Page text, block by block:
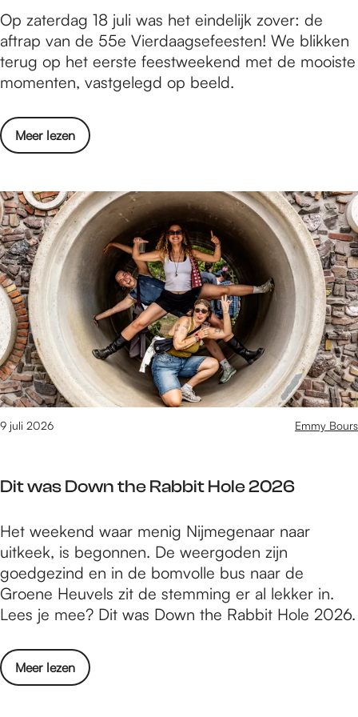
o
z
e
W
e
n
d
a
g
w
e
d
i
s
d
e
n
R
o
o
e
n
d
F
o
t
o
e
r
a
g
:
V
i
e
r
d
a
a
g
s
f
e
s
t
e
n
2
2
6
Op zaterdag 18 juli was het eindelijk zover: de
aftrap van de 55e Vierdaagsefeesten! We blikken
terug op het eerste feestweekend met de mooiste
momenten, vastgelegd op beeld.
Meer lezen
o
v
r
F
o
t
o
s
l
a
g
i
r
d
a
a
g
e
f
Dit was Down the Rabbit Hole 2026
9 juli 2026 Emmy Bours
D
i
t
w
a
D
o
Het weekend waar menig Nijmegenaar naar
uitkeek, is begonnen. De weergoden zijn
goedgezind en in de bomvolle bus naar de
Groene Heuvels zit de stemming er al lekker in.
Lees je mee? Dit was Down the Rabbit Hole 2026.
Meer lezen
o
v